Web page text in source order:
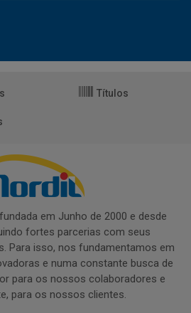
Títulos
em Junho de 2000 e desde
fortes parcerias com seus
Para isso, nos fundamentamos em
e numa constante busca de
para os nossos colaboradores e
para os nossos clientes.